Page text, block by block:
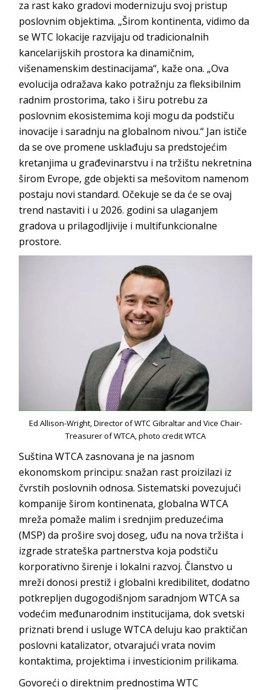
za rast kako gradovi modernizuju svoj pristup
poslovnim objektima. „Širom kontinenta, vidimo da
se WTC lokacije razvijaju od tradicionalnih
kancelarijskih prostora ka dinamičnim,
višenamenskim destinacijama“, kaže ona. „Ova
evolucija odražava kako potražnju za fleksibilnim
radnim prostorima, tako i širu potrebu za
poslovnim ekosistemima koji mogu da podstiču
inovacije i saradnju na globalnom nivou.“ Jan ističe
da se ove promene usklađuju sa predstojećim
kretanjima u građevinarstvu i na tržištu nekretnina
širom Evrope, gde objekti sa mešovitom namenom
postaju novi standard. Očekuje se da će se ovaj
trend nastaviti i u 2026. godini sa ulaganjem
gradova u prilagodljivije i multifunkcionalne
prostore.
Ed Allison-Wright, Director of WTC Gibraltar and Vice Chair-
Treasurer of WTCA, photo credit WTCA
Suština WTCA zasnovana je na jasnom
ekonomskom principu: snažan rast proizilazi iz
čvrstih poslovnih odnosa. Sistematski povezujući
kompanije širom kontinenata, globalna WTCA
mreža pomaže malim i srednjim preduzećima
(MSP) da prošire svoj doseg, uđu na nova tržišta i
izgrade strateška partnerstva koja podstiču
korporativno širenje i lokalni razvoj. Članstvo u
mreži donosi prestiž i globalni kredibilitet, dodatno
potkrepljen dugogodišnjom saradnjom WTCA sa
vodećim međunarodnim institucijama, dok svetski
priznati brend i usluge WTCA deluju kao praktičan
poslovni katalizator, otvarajući vrata novim
kontaktima, projektima i investicionim prilikama.
Govoreći o direktnim prednostima WTC